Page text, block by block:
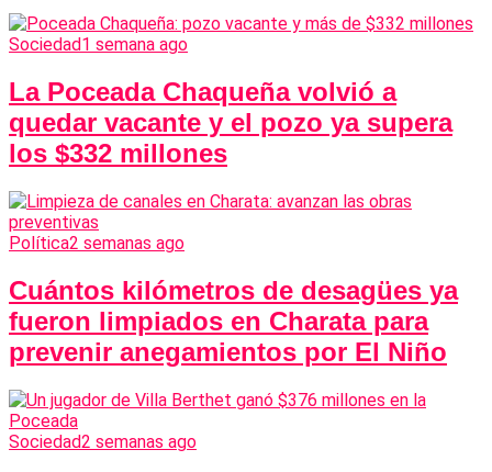
Sociedad1 semana ago
La Poceada Chaqueña volvió a
quedar vacante y el pozo ya supera
los $332 millones
Política2 semanas ago
Cuántos kilómetros de desagües ya
fueron limpiados en Charata para
prevenir anegamientos por El Niño
Sociedad2 semanas ago